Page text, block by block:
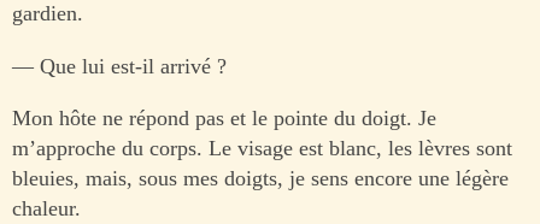
gardien.
— Que lui est-il arrivé ?
Mon hôte ne répond pas et le pointe du doigt. Je
m’approche du corps. Le visage est blanc, les lèvres sont
bleuies, mais, sous mes doigts, je sens encore une légère
chaleur.